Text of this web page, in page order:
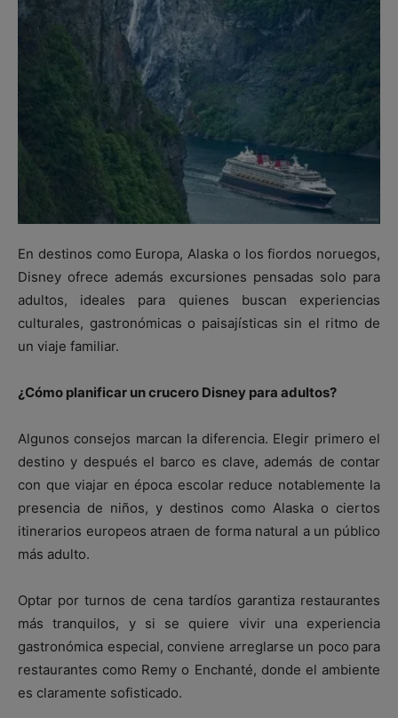
En destinos como Europa, Alaska o los fiordos noruegos,
Disney ofrece además excursiones pensadas solo para
adultos, ideales para quienes buscan experiencias
culturales, gastronómicas o paisajísticas sin el ritmo de
un viaje familiar.
¿Cómo planificar un crucero Disney para adultos?
Algunos consejos marcan la diferencia. Elegir primero el
destino y después el barco es clave, además de contar
con que viajar en época escolar reduce notablemente la
presencia de niños, y destinos como Alaska o ciertos
itinerarios europeos atraen de forma natural a un público
más adulto.
Optar por turnos de cena tardíos garantiza restaurantes
más tranquilos, y si se quiere vivir una experiencia
gastronómica especial, conviene arreglarse un poco para
restaurantes como Remy o Enchanté, donde el ambiente
es claramente sofisticado.